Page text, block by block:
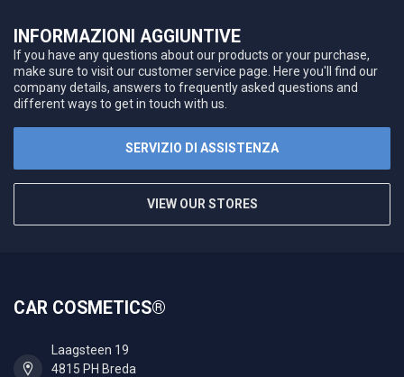
INFORMAZIONI AGGIUNTIVE
If you have any questions about our products or your purchase,
make sure to visit our customer service page. Here you'll find our
company details, answers to frequently asked questions and
different ways to get in touch with us.
SERVIZIO DI ASSISTENZA
VIEW OUR STORES
CAR COSMETICS®
Laagsteen 19
4815 PH Breda